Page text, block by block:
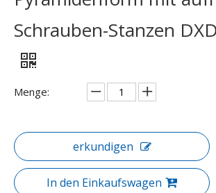
Schrauben-Stanzen
Menge:
erkundigen
In den Einkaufswagen